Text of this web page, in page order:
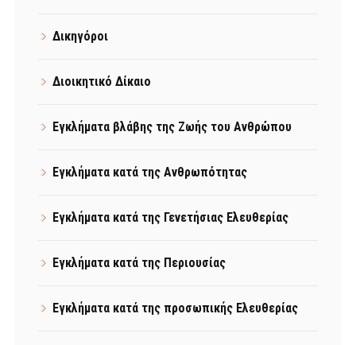
Δικηγόροι
Διοικητικό Δίκαιο
Εγκλήματα βλάβης της Ζωής του Ανθρώπου
Εγκλήματα κατά της Ανθρωπότητας
Εγκλήματα κατά της Γενετήσιας Ελευθερίας
Εγκλήματα κατά της Περιουσίας
Εγκλήματα κατά της προσωπικής Ελευθερίας